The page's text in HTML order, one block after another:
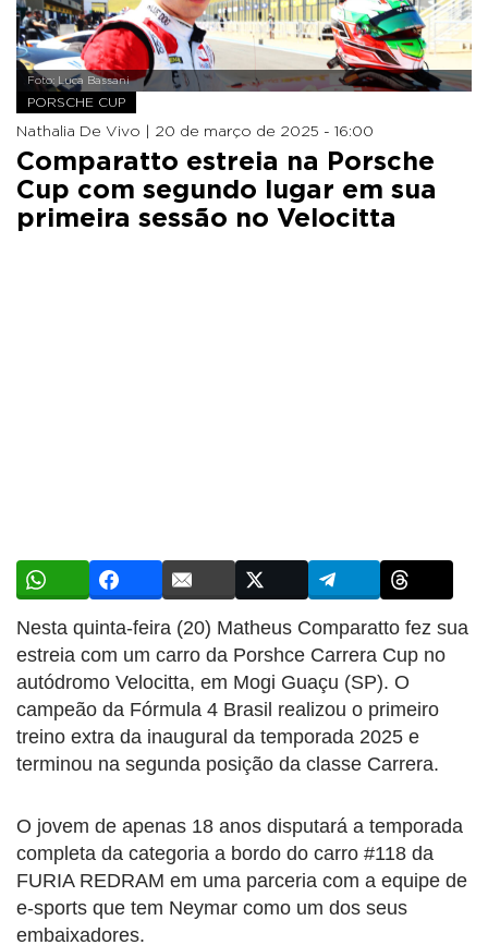
Foto: Luca Bassani
PORSCHE CUP
Nathalia De Vivo | 20 de março de 2025 - 16:00
Comparatto estreia na Porsche
Cup com segundo lugar em sua
primeira sessão no Velocitta
Nesta quinta-feira (20) Matheus Comparatto fez sua
estreia com um carro da Porshce Carrera Cup no
autódromo Velocitta, em Mogi Guaçu (SP). O
campeão da Fórmula 4 Brasil realizou o primeiro
treino extra da inaugural da temporada 2025 e
terminou na segunda posição da classe Carrera.
O jovem de apenas 18 anos disputará a temporada
completa da categoria a bordo do carro #118 da
FURIA REDRAM em uma parceria com a equipe de
e-sports que tem Neymar como um dos seus
embaixadores.